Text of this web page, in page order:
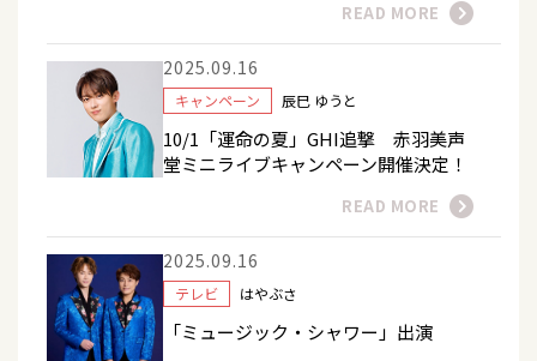
READ MORE
2025.09.16
キャンペーン 辰巳 ゆうと
10/1「運命の夏」GHI追撃 赤羽美声
堂ミニライブキャンペーン開催決定！
READ MORE
2025.09.16
テレビ はやぶさ
「ミュージック・シャワー」出演